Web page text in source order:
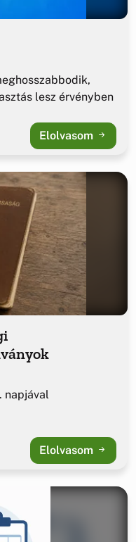
lesz érvényben
Elolvasom
napjával
Elolvasom